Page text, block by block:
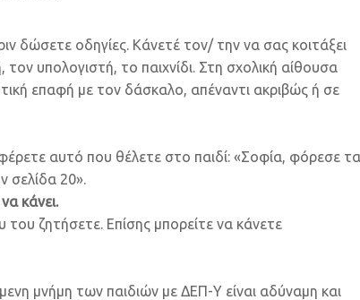
δώσετε οδηγίες. Κάνετέ τον/ την να σας κοιτάξει
υπολογιστή, το παιχνίδι. Στη σχολική αίθουσα
επαφή με τον δάσκαλο, απέναντι ακριβώς ή σε
αυτό που θέλετε στο παιδί: «Σοφία, φόρεσε τα
σελίδα 20».
κάνει.
ζητήσετε. Επίσης μπορείτε να κάνετε
μνήμη των παιδιών με ΔΕΠ-Υ είναι αδύναμη και